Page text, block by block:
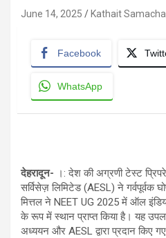
June 14, 2025 Kathait
Facebook
WhatsApp
देहरादून- ।: देश की अग्रणी टेस्ट
सर्विसेज़ लिमिटेड (AESL) ने गर्वपूर्वक
मित्तल ने NEET UG 2025 में ऑल
के रूप में स्थान प्राप्त किया है। यह
अध्ययन और AESL द्वारा प्रदान किए